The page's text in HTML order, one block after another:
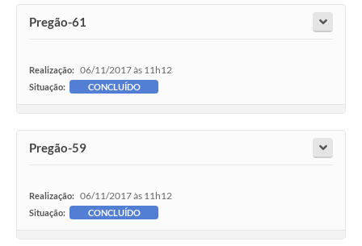
Pregão-61
Realização: 06/11/2017 às 11h12
Situação: CONCLUÍDO
Pregão-59
Realização: 06/11/2017 às 11h12
Situação: CONCLUÍDO